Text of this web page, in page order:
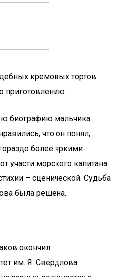
кремовых тортов:
приготовлению
биографию мальчика
что он понял,
более яркими
участи морского капитана
– сценической. Судьба
была решена.
окончил
им. Я. Свердлова.